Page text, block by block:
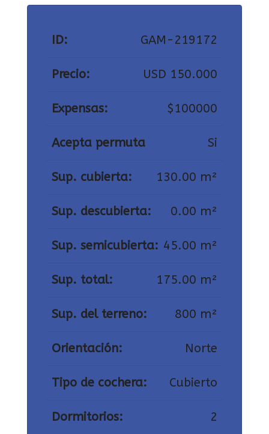
ID: GAM-219172
Precio: USD 150.000
Expensas: $100000
Acepta permuta Si
Sup. cubierta: 130.00 m²
Sup. descubierta: 0.00 m²
Sup. semicubierta: 45.00 m²
Sup. total: 175.00 m²
Sup. del terreno: 800 m²
Orientación: Norte
Tipo de cochera: Cubierto
Dormitorios: 2